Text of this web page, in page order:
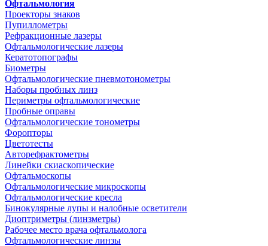
Офтальмология
Проекторы знаков
Пупиллометры
Рефракционные лазеры
Офтальмологические лазеры
Кератотопографы
Биометры
Офтальмологические пневмотонометры
Наборы пробных линз
Периметры офтальмологические
Пробные оправы
Офтальмологические тонометры
Форопторы
Цветотесты
Авторефрактометры
Линейки скиаскопические
Офтальмоскопы
Офтальмологические микроскопы
Офтальмологические кресла
Бинокулярные лупы и налобные осветители
Диоптриметры (линзметры)
Рабочее место врача офтальмолога
Офтальмологические линзы